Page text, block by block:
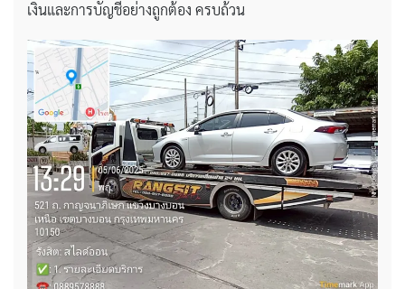
เงินและการบัญชีอย่างถูกต้อง ครบถ้วน